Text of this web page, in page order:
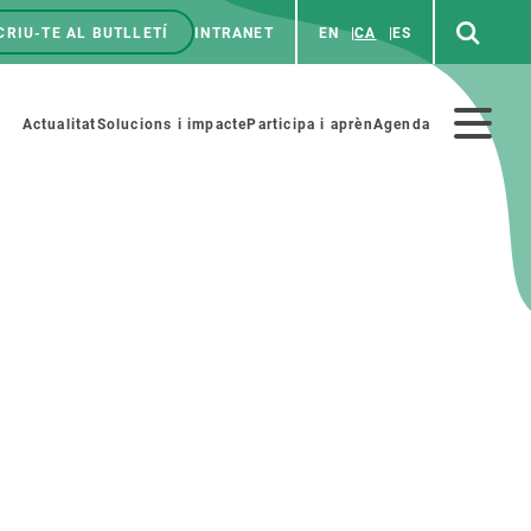
TE AL BUTLLETÍ INTRANET EN CA ES
Menú
ActualitatSolucions i impacteParticipa i aprènAgenda